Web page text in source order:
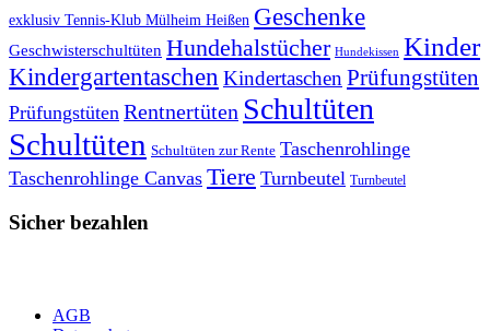
exklusiv Tennis-Klub Mülheim Heißen Geschenke
Geschwisterschultüten Hundehalstücher Hundekissen Kinder
Kindergartentaschen Kindertaschen Prüfungstüten
Prüfungstüten Rentnertüten Schultüten
Schultüten Schultüten zur Rente Taschenrohlinge
Taschenrohlinge Canvas Tiere Turnbeutel Turnbeutel
Sicher bezahlen
AGB